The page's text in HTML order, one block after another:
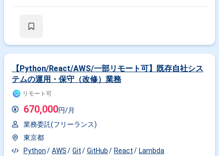
ータベース：SQL インフラ：AWS、GCP その他：Linux、Excel、
【Python/React/AWS/一部リモート可】既存自社シス
テムの運用・保守（改修）業務
リモート可
670,000円/月
業務委託(フリーランス)
東京都
Python
AWS Git GitHub React
Lambda